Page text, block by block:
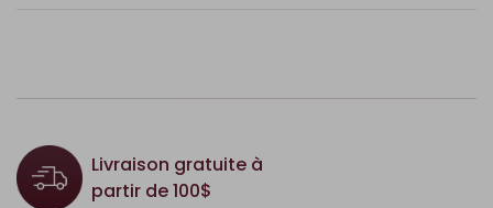
Livraison gratuite à
partir de 100$